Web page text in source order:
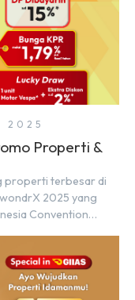
2025
Properti &
properti terbesar di
2025 yang
Convention
Sinar Mas Land
berbeda bagi